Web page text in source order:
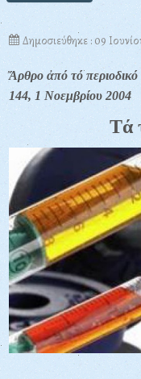
Δημοσιεύθηκε : 09
Ἄρθρο ἀπό τό
144, 1 Νοεμβρίου 2004
Τά